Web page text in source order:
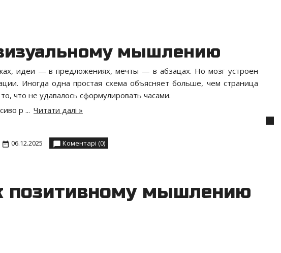
мышлению
идеи — в предложениях, мечты — в абзацах. Но мозг устроен
Иногда одна простая схема объясняет больше, чем страница
что не удавалось сформулировать часами.
р ... Читати далі »
06.12.2025 Коментарі (0)
позитивному мышлению